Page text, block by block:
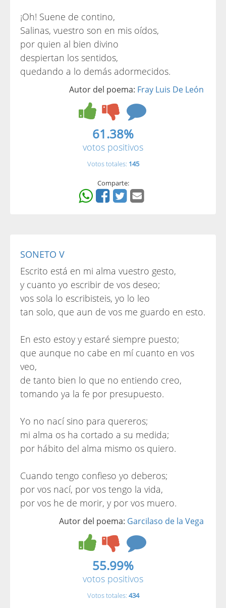
¡Oh! Suene de contino,
Salinas, vuestro son en mis oídos,
por quien al bien divino
despiertan los sentidos,
quedando a lo demás adormecidos.
Autor del poema: Fray Luis De León
61.38%
votos positivos
Votos totales: 145
Comparte:
SONETO V
Escrito está en mi alma vuestro gesto,
y cuanto yo escribir de vos deseo;
vos sola lo escribisteis, yo lo leo
tan solo, que aun de vos me guardo en esto.
En esto estoy y estaré siempre puesto;
que aunque no cabe en mí cuanto en vos
veo,
de tanto bien lo que no entiendo creo,
tomando ya la fe por presupuesto.
Yo no nací sino para quereros;
mi alma os ha cortado a su medida;
por hábito del alma mismo os quiero.
Cuando tengo confieso yo deberos;
por vos nací, por vos tengo la vida,
por vos he de morir, y por vos muero.
Autor del poema: Garcilaso de la Vega
55.99%
votos positivos
Votos totales: 434